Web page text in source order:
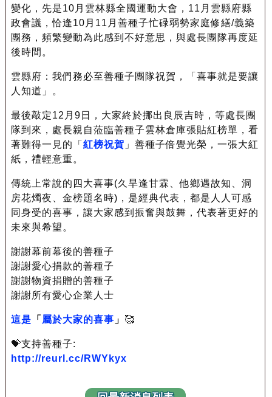
變化，先是10月雲林縣全國運動大會，11月雲縣府縣
政會議，恰逢10月11月善種子忙碌弱勢家庭修繕/義築
團務，頻繁變動為此感到不好意思，與處長團隊再度延
後時間。
雲縣府：我們務必至善種子團隊祝賀，「喜事就是要讓
人知道」。
最後敲定12月9日，大家終於挪出良辰吉時，等處長團
隊到來，處長親自蒞臨善種子雲林倉庫張貼紅榜單，看
著難得一見的「紅榜祝賀 」善種子倍覺光榮，一張大紅
紙，禮輕意重。
傳統上常說的四大喜事(久旱逢甘霖、他鄉遇故知、洞
房花燭夜、金榜題名時)，是經典代表，都是人人可感
同身受的喜事，讓大家感到振奮與鼓舞，代表著更好的
未來與希望。
謝謝幕前幕後的善種子
謝謝愛心捐款的善種子
謝謝物資捐贈的善種子
謝謝所有愛心企業人士
這是 「 屬於大家的喜事 」 🥰
💝支持善種子:
http://reurl.cc/RWYkyx